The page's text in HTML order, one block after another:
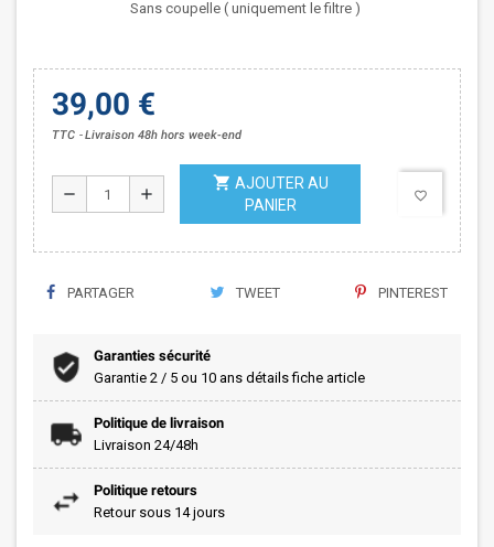
Sans coupelle ( uniquement le filtre )
39,00 €
TTC Livraison 48h hors week-end
remove add
shopping_cart AJOUTER AU
PANIER
favorite_border
PARTAGER TWEET PINTEREST
Garanties sécurité
Garantie 2 / 5 ou 10 ans détails fiche article
Politique de livraison
Livraison 24/48h
Politique retours
Retour sous 14 jours